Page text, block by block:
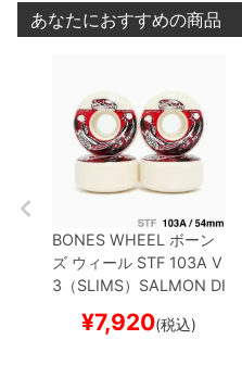
あなたにおすすめの商品
BONES WHEEL ボーン
ズ ウィール STF 103A V
3（SLIMS） SALMON DI
ボード スケボー
¥7,920(税込)